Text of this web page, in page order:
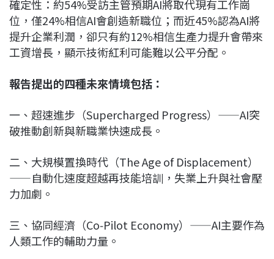
確定性：約54%受訪主管預期AI將取代現有工作崗
位，僅24%相信AI會創造新職位；而近45%認為AI將
提升企業利潤，卻只有約12%相信生產力提升會帶來
工資增長，顯示技術紅利可能難以公平分配。
報告提出的四種未來情境包括：
一、超速進步（Supercharged Progress）——AI突
破推動創新與新職業快速成長。
二、大規模置換時代（The Age of Displacement）
——自動化速度超越再技能培訓，失業上升與社會壓
力加劇。
三、協同經濟（Co‑Pilot Economy）——AI主要作為
人類工作的輔助力量。